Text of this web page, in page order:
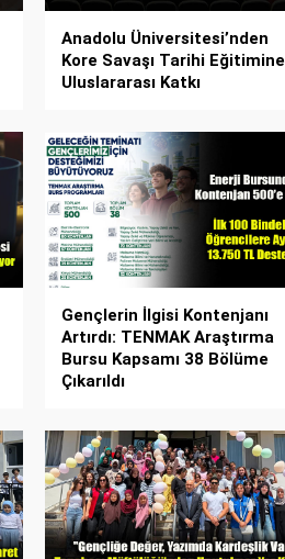
Anadolu Üniversitesi’nden
Kore Savaşı Tarihi Eğitimine
Uluslararası Katkı
Gençlerin İlgisi Kontenjanı
Artırdı: TENMAK Araştırma
Bursu Kapsamı 38 Bölüme
Çıkarıldı